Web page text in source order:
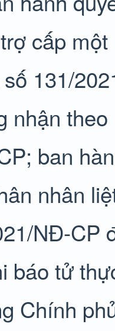
cấp
131/
nhận
ban
nhân
NĐ-CP
báo tử
Chính